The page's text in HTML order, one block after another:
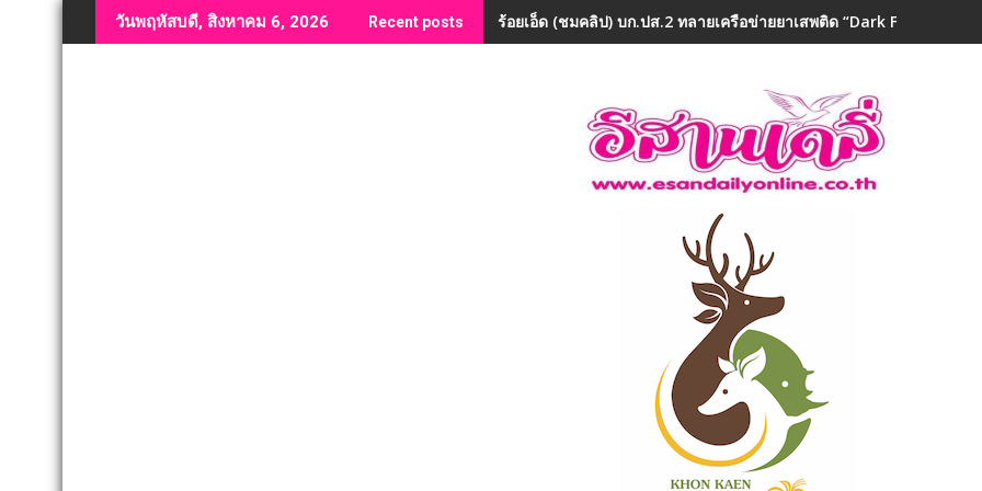
to
วันพฤหัสบดี, สิงหาคม 6, 2026 Recent posts ร้อยเอ็ด (ชมคลิป) บก.ปส.2 ทลายเครือข่ายยาเสพติด “Dark Farm 888”